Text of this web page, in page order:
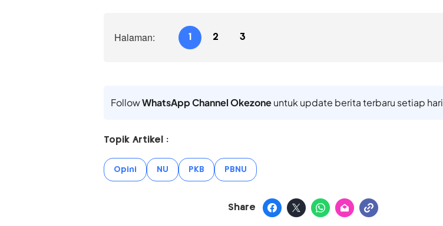
Halaman: 1 2 3
FollowWhatsApp Channel Okezoneuntuk update berita terbaru setiap hari
Topik Artikel :
Opini NU PKB PBNU
Share